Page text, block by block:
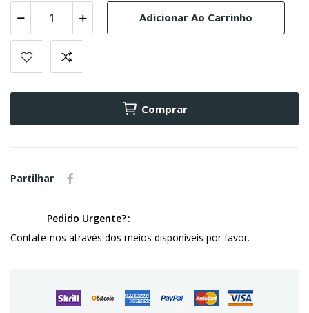
Adicionar Ao Carrinho
Comprar
Partilhar
Pedido Urgente?
Contate-nos através dos meios disponíveis por favor.